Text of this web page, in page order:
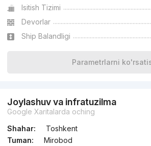
Isitish Tizimi
Devorlar
Ship Balandligi
Parametrlarni
Joylashuv va infratuzilma
Google Xaritalarda oching
Shahar:
Toshkent
Tuman:
Mirobod